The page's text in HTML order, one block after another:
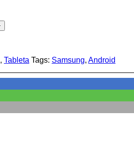
, Tableta Tags: Samsung, Android